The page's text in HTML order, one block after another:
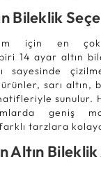
Bileklik
için en
14 ayar altın
sayesinde
sarı altın,
sunulur.
geniş
tarzlara
Altın